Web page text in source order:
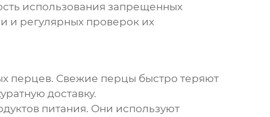
использования запрещенных
и регулярных проверок их
перцев. Свежие перцы быстро теряют
доставку.
питания. Они используют